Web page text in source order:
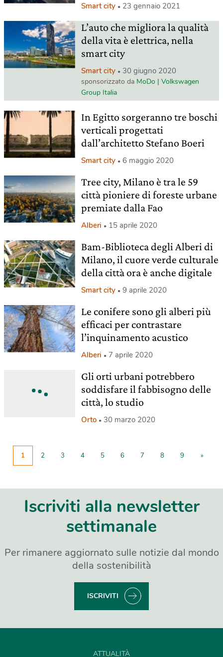
Smart city 23 gennaio 2021
L’auto che migliora la qualità
della vita è elettrica, nella
smart city
Smart city 30 giugno 2020
sponsorizzato da MoDo | Volkswagen
Group Italia
In Egitto sorgeranno tre boschi
verticali progettati
dall’architetto Stefano Boeri
Smart city 6 maggio 2020
Tree city, Milano è tra le 59
città pioniere di foreste urbane
premiate dalla Fao
Alberi 15 aprile 2020
Bam-Biblioteca degli Alberi di
Milano, il cuore verde culturale
della città ora è anche digitale
Smart city 9 aprile 2020
Le conifere sono gli alberi più
efficaci per contrastare
l’inquinamento acustico
Alberi 7 aprile 2020
Gli orti urbani potrebbero
soddisfare il fabbisogno delle
città, lo studio
Orto 30 marzo 2020
1 2 3 4 5 6 7 8 9 »
Iscriviti alla newsletter
settimanale
Per rimanere aggiornato sulle notizie dal mondo
della sostenibilità
ISCRIVITI
ATTUALITÀ